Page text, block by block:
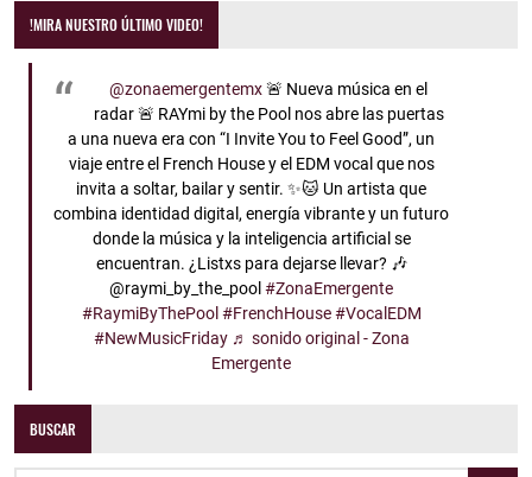
!MIRA NUESTRO ÚLTIMO VIDEO!
@zonaemergentemx🚨 Nueva música en el
radar 🚨 RAYmi by the Pool nos abre las puertas
a una nueva era con “I Invite You to Feel Good”, un
viaje entre el French House y el EDM vocal que nos
invita a soltar, bailar y sentir. ✨🐱 Un artista que
combina identidad digital, energía vibrante y un futuro
donde la música y la inteligencia artificial se
encuentran. ¿Listxs para dejarse llevar? 🎶
@raymi_by_the_pool#ZonaEmergente
#RaymiByThePool #FrenchHouse #VocalEDM
#NewMusicFriday ♬ sonido original - Zona
Emergente
BUSCAR